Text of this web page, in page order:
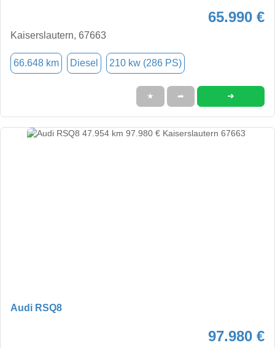
65.990 €
Kaiserslautern, 67663
66.648 km Diesel 210 kw (286 PS)
★ ➦ ➜
Audi RSQ8
97.980 €